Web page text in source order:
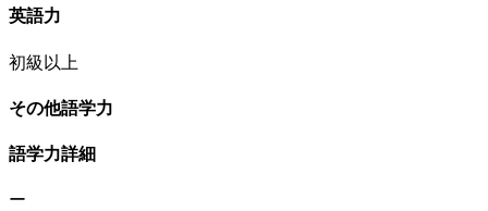
英語力
初級以上
その他語学力
語学力詳細
ー